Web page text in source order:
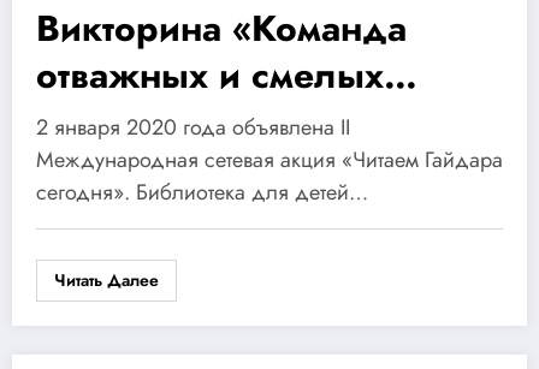
Викторина «Команда
отважных и смелых
ребят»
2 января 2020 года объявлена II
Международная сетевая акция «Читаем Гайдара
сегодня». Библиотека для детей…
Читать Далее